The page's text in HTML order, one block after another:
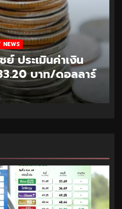
NEWS
ประเมินค่าเงิน
บาท/ดอลลาร์